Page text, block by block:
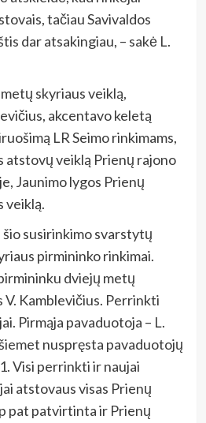
tačiau Savivaldos
dar atsakingiau, – sakė L.
skyriaus veiklą,
akcentavo keletą
LR Seimo rinkimams,
atstovų veiklą Prienų rajono
Jaunimo lygos Prienų
veiklą.
susirinkimo svarstytų
pirmininko rinkimai.
dviejų metų
Kamblevičius. Perrinkti
Pirmąja pavaduotoja – L.
nuspręsta pavaduotojų
Visi perrinkti ir naujai
atstovaus visas Prienų
pat patvirtinta ir Prienų